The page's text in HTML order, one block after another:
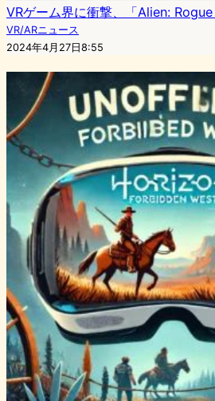
VRゲーム界に衝撃、「Alien:
VR/ARニュース
2024年4月27日8:55